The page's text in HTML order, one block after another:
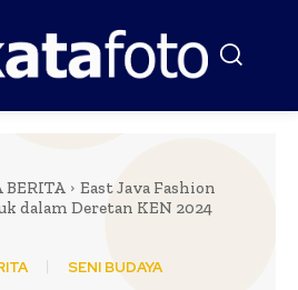
BERITA
East Java Fashion
dalam Deretan KEN 2024
SENI BUDAYA